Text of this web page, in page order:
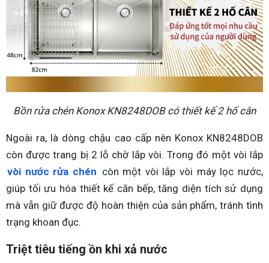
Bồn rửa chén Konox KN8248DOB có thiết kế 2 hố cân
Ngoài ra, là dòng chậu cao cấp nên Konox KN8248DOB
còn được trang bị 2 lỗ chờ lắp vòi. Trong đó một vòi lắp
vòi nước rửa chén còn một vòi lắp vòi máy lọc nước,
giúp tối ưu hóa thiết kế căn bếp, tăng diện tích sử dụng
mà vẫn giữ được độ hoàn thiện của sản phẩm, tránh tình
trạng khoan đục.
Triệt tiêu tiếng ồn khi xả nước